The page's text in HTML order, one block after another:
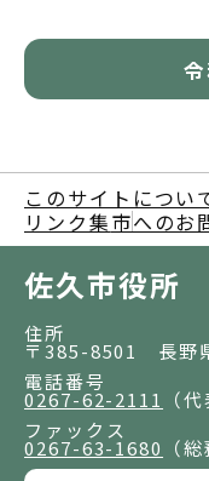
このサイトについ
リンク集市へのお
佐久市役所
住所
〒385-8501 長野
電話番号
0267-62-2111
（代
ファックス
0267-63-1680 （